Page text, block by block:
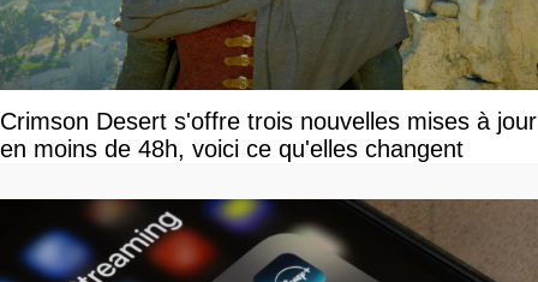
Crimson Desert s'offre trois nouvelles mises à jour
en moins de 48h, voici ce qu'elles changent